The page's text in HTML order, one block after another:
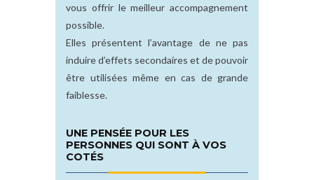
vous offrir le meilleur accompagnement
possible.
Elles présentent l’avantage de ne pas
induire d’effets secondaires et de pouvoir
être utilisées même en cas de grande
faiblesse.
UNE PENSÉE POUR LES
PERSONNES QUI SONT À VOS
COTÉS